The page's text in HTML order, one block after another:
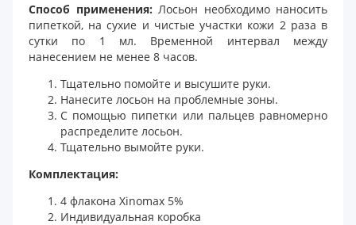
Способ применения: Лосьон необходимо наносить
пипеткой, на сухие и чистые участки кожи 2 раза в
сутки по 1 мл. Временной интервал между
нанесением не менее 8 часов.
Тщательно помойте и высушите руки.
Нанесите лосьон на проблемные зоны.
С помощью пипетки или пальцев равномерно
распределите лосьон.
Тщательно вымойте руки.
Комплектация:
4 флакона Xinomax 5%
Индивидуальная коробка